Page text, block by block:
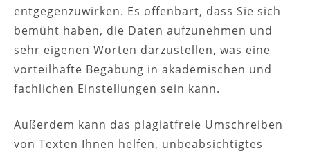
entgegenzuwirken. Es offenbart, dass Sie sich
bemüht haben, die Daten aufzunehmen und
sehr eigenen Worten darzustellen, was eine
vorteilhafte Begabung in akademischen und
fachlichen Einstellungen sein kann.
Außerdem kann das plagiatfreie Umschreiben
von Texten Ihnen helfen, unbeabsichtigtes